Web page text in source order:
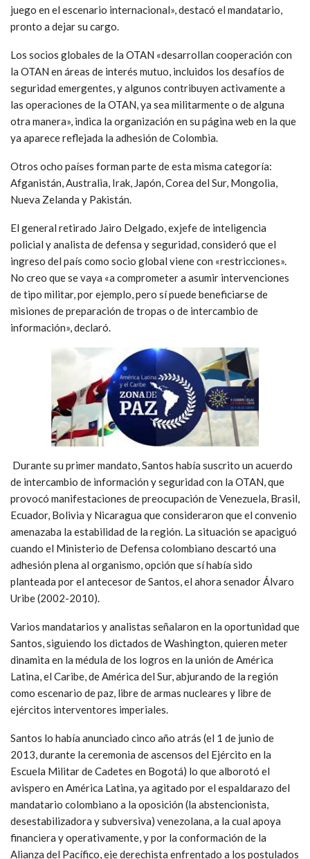
juego en el escenario internacional», destacó el mandatario,
pronto a dejar su cargo.
Los socios globales de la OTAN «desarrollan cooperación con
la OTAN en áreas de interés mutuo, incluidos los desafíos de
seguridad emergentes, y algunos contribuyen activamente a
las operaciones de la OTAN, ya sea militarmente o de alguna
otra manera», indica la organización en su página web en la que
ya aparece reflejada la adhesión de Colombia.
Otros ocho países forman parte de esta misma categoría:
Afganistán, Australia, Irak, Japón, Corea del Sur, Mongolia,
Nueva Zelanda y Pakistán.
El general retirado Jairo Delgado, exjefe de inteligencia
policial y analista de defensa y seguridad, consideró que el
ingreso del país como socio global viene con «restricciones».
No creo que se vaya «a comprometer a asumir intervenciones
de tipo militar, por ejemplo, pero sí puede beneficiarse de
misiones de preparación de tropas o de intercambio de
información», declaró.
Durante su primer mandato, Santos había suscrito un acuerdo
de intercambio de información y seguridad con la OTAN, que
provocó manifestaciones de preocupación de Venezuela, Brasil,
Ecuador, Bolivia y Nicaragua que consideraron que el convenio
amenazaba la estabilidad de la región. La situación se apaciguó
cuando el Ministerio de Defensa colombiano descartó una
adhesión plena al organismo, opción que sí había sido
planteada por el antecesor de Santos, el ahora senador Álvaro
Uribe (2002-2010).
Varios mandatarios y analistas señalaron en la oportunidad que
Santos, siguiendo los dictados de Washington, quieren meter
dinamita en la médula de los logros en la unión de América
Latina, el Caribe, de América del Sur, abjurando de la región
como escenario de paz, libre de armas nucleares y libre de
ejércitos interventores imperiales.
Santos lo había anunciado cinco año atrás (el 1 de junio de
2013, durante la ceremonia de ascensos del Ejército en la
Escuela Militar de Cadetes en Bogotá) lo que alborotó el
avispero en América Latina, ya agitado por el espaldarazo del
mandatario colombiano a la oposición (la abstencionista,
desestabilizadora y subversiva) venezolana, a la cual apoya
financiera y operativamente, y por la conformación de la
Alianza del Pacífico, eje derechista enfrentado a los postulados